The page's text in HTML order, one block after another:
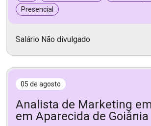
Presencial
Salário Não divulgado
05 de agosto
Analista de Marketing
em Aparecida de Goiânia